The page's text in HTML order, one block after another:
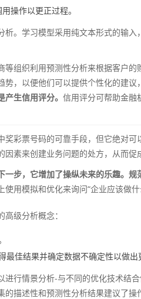
操作以更正过程。
析。学习模型采用纯文本形式的输
等组织利用预测性分析来根据客户
势，以便他们可以提供个性化的建
产生信用评分。信用评分可帮助金融
奖彩票号码的可靠手段，但它绝对
素来创建业务问题的处方，从而促
一步，它增加了操纵未来的乐趣。规
使用模拟和优化来询问“企业应该做什
级分析概念：
最佳结果并确定数据不确定性以做出
进行情景分析-与不同的优化技术结
描述性和预测性分析结果建议了操